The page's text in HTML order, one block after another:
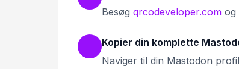
Besøg qrcodeveloper.com og
Kopier din komplette
Naviger til din Mastodon